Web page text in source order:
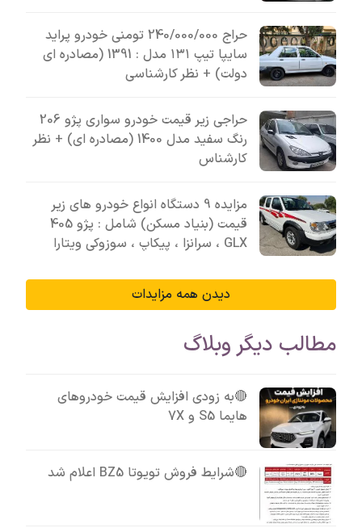
حراج 240/000/000 تومنی خودرو پراید
سایپا تیپ ۱۳۱ مدل : 1391 (مصادره ای
دولت) + نظر کارشناسی
حراجی زیر قیمت خودرو سواری پژو 206
رنگ سفید مدل 1400 (مصادره ای) + نظر
کارشناس
مزایده 9 دستگاه انواع خودرو های زیر
قیمت (بنیاد مسکن) شامل : پژو 405
GLX ، سرانزا ، پیکاپ ، سوزوکی ویتارا
دیدن همه مزایدات
مطالب دیگر وبلاگ
🔴به زودی افزایش قیمت خودروهای
هایما S5 و 7X
🔴شرایط فروش تویوتا BZ5 اعلام شد